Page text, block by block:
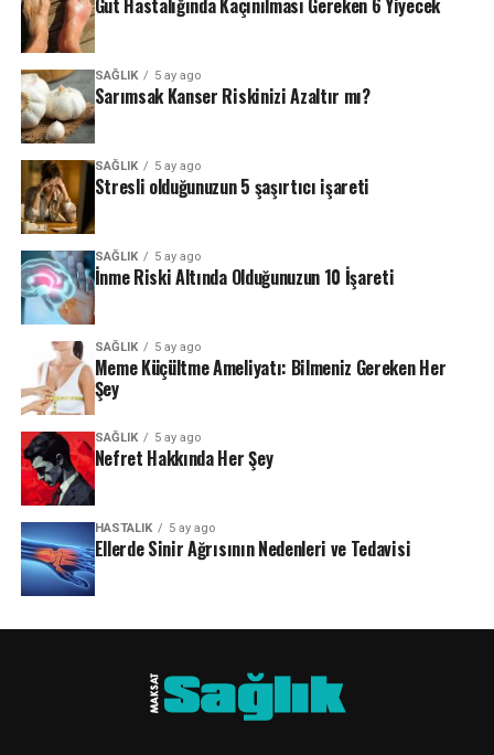
Gut Hastalığında Kaçınılması Gereken 6 Yiyecek
SAĞLIK 5 ay ago
Sarımsak Kanser Riskinizi Azaltır mı?
SAĞLIK 5 ay ago
Stresli olduğunuzun 5 şaşırtıcı işareti
SAĞLIK 5 ay ago
İnme Riski Altında Olduğunuzun 10 İşareti
SAĞLIK 5 ay ago
Meme Küçültme Ameliyatı: Bilmeniz Gereken Her
Şey
SAĞLIK 5 ay ago
Nefret Hakkında Her Şey
HASTALIK 5 ay ago
Ellerde Sinir Ağrısının Nedenleri ve Tedavisi